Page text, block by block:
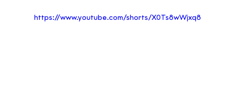
https://www.youtube.com/shorts/X0Ts8wWjxq8